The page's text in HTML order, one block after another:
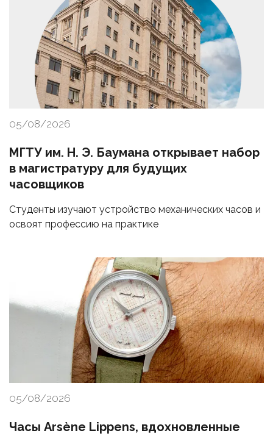
05/08/2026
МГТУ им. Н. Э. Баумана открывает набор
в магистратуру для будущих
часовщиков
Студенты изучают устройство механических часов и
освоят профессию на практике
05/08/2026
Часы Arsène Lippens, вдохновленные